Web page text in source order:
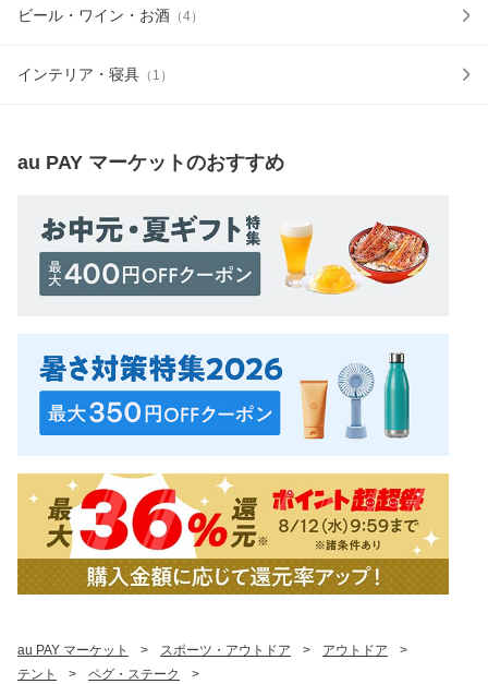
ビール・ワイン・お酒 （4）
インテリア・寝具 （ 1 ）
au PAY マーケットのおすすめ
au PAY マーケット > スポーツ・アウトドア > アウトドア
>
テント
> ペグ・ステーク
>